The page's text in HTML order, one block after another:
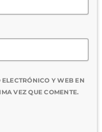
Y WEB EN
VEZ QUE COMENTE.